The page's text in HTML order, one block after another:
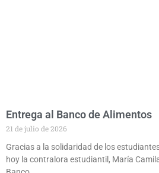
Entrega al Banco de Alimentos
21 de julio de 2026
Gracias a la solidaridad de los
hoy la contralora estudiantil, María